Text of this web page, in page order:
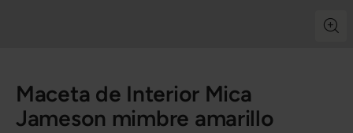
Maceta de Interior Mica
Jameson mimbre amarillo